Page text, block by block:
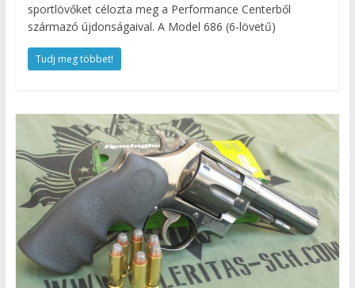
sportlövőket célozta meg a Performance Centerből
származó újdonságaival. A Model 686 (6-lövetű)
Tudj meg többet!